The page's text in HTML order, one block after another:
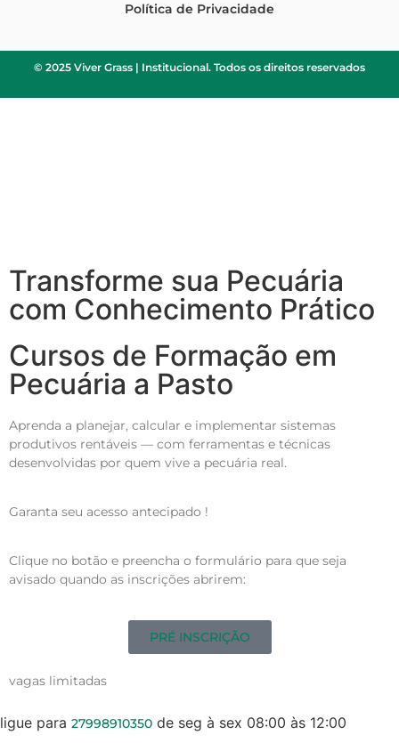
Política de Privacidade
© 2025 Viver Grass | Institucional. Todos os direitos reservados
Transforme sua Pecuária
com Conhecimento Prático
Cursos de Formação em
Pecuária a Pasto
Aprenda a planejar, calcular e implementar sistemas
produtivos rentáveis — com ferramentas e técnicas
desenvolvidas por quem vive a pecuária real.
Garanta seu acesso antecipado !
Clique no botão e preencha o formulário para que seja
avisado quando as inscrições abrirem:
PRÉ INSCRIÇÃO
vagas limitadas
ligue para 27998910350 de seg à sex 08:00 às 12:00